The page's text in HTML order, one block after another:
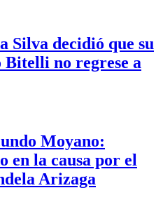
Silva decidió que su
no regrese a
Moyano:
en la causa por el
Arizaga